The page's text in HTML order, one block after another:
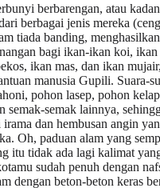
berbarengan, atau
berbagai jenis mereka
tiada banding,
bagi ikan-ikan koi,
ikan mas, dan ikan
manusia Gupili. Suara-
pohon lasep, pohon
semak-semak lainnya,
dan hembusan angin
Oh, paduan alam yang
itu tidak ada lagi kalimat
sudah penuh dengan
dengan beton-beton keras